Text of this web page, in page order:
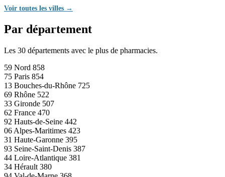
Voir toutes les villes →
Par département
Les 30 départements avec le plus de pharmacies.
59 Nord 858
75 Paris 854
13 Bouches-du-Rhône 725
69 Rhône 522
33 Gironde 507
62 France 470
92 Hauts-de-Seine 442
06 Alpes-Maritimes 423
31 Haute-Garonne 395
93 Seine-Saint-Denis 387
44 Loire-Atlantique 381
34 Hérault 380